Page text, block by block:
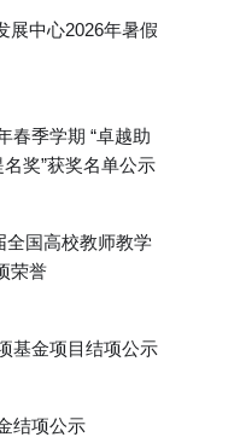
展中心2026年暑假
春季学期 “卓越助
名奖”获奖名单公示
全国高校教师教学
荣誉
基金项目结项公示
结项公示